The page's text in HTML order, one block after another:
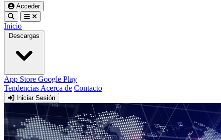
Acceder
Inicio
Descargas
App Store Google Play
Tendencias Acerca de Contacto
Iniciar Sesión